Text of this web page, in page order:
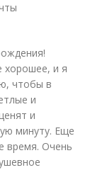
хорошее, и я
чтобы в
и
и
минуту. Еще
время. Очень